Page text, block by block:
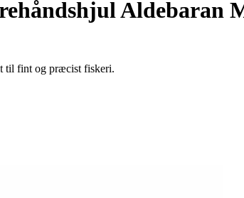
Aldebaran
til fint og præcist fiskeri.